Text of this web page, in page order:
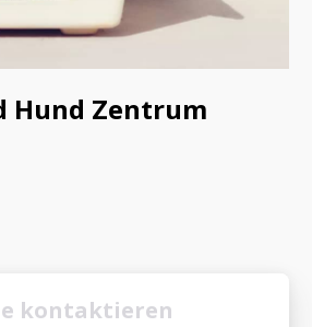
Hund Zentrum
kontaktieren